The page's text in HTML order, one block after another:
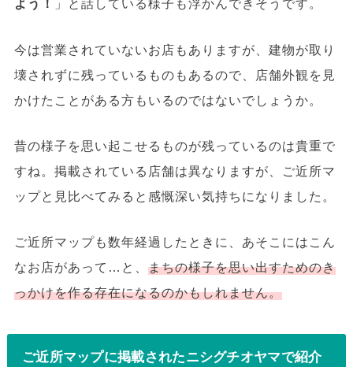
よう！
」と話している様子も浮かんできそうです。
今は営業されていないお店もありますが、建物が取り
壊されずに残っているものもあるので、店舗外観を見
かけたことがある方もいるのではないでしょうか。
昔の様子を思い起こせるものが残っているのは貴重で
すね。掲載されている店舗は異なりますが、ご近所マ
ップと見比べてみると感慨深い気持ちになりました。
ご近所マップも数年経過したときに、あそこにはこん
なお店があって…と、 まちの様子を思い出すためのき
っかけを作る存在になるのかもしれません。
ご近所マップに掲載されたニシグチオヤマで紹介